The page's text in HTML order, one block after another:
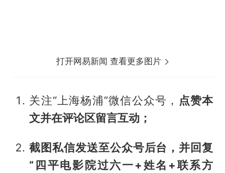
打开网易新闻 查看更多图片
关注“上海杨浦”微信公众号， 点赞本
文并在评论区留言互动；
截图私信发送至公众号后台，并回复
“四平电影院过六一+姓名+联系方